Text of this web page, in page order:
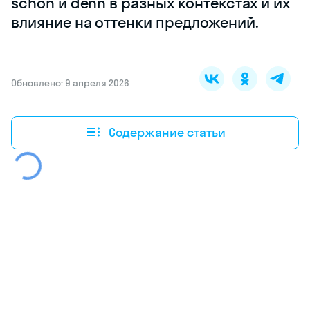
влияние на оттенки предложений.
Обновлено: 9 апреля 2026
Содержание статьи